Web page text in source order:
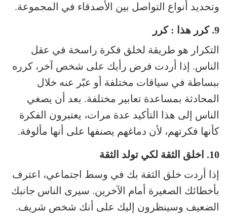
وتحديد أنواع التواصل بين الأصدقاء في المجموعة.
9. كرر هذا : كرر
التكرار هو طريقة لخلق فكرة راسخة في عقل
الناس. إذا أردت فرض رأيك على شخص آخر، كرره
ببساطة في سياقات مختلفة أو عبّر عنه خلال
المحادثة بمساعدة تعابير مختلفة. بعد أن يصغي
الناس إلى هذا التأكيد عدة مرات، يعتبرون الفكرة
كأنها فكرتهم، لأن دماغهم يصنفها على أنها مألوفة.
10. اخلق الثقة لكي تولد الثقة
إذا أردت خلق الثقة بك في وسط اجتماعي، اعترف
بأخطائك الصغيرة أمام الآخرين. سيرى الناس جانبك
الضعيف وسينظرون إليك على أنك شخص شريف.